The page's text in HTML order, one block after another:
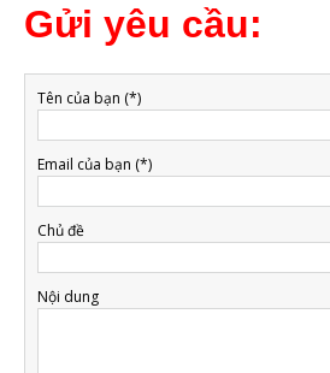
Gửi yêu cầu:
Tên của bạn (*)
Email của bạn (*)
Chủ đề
Nội dung